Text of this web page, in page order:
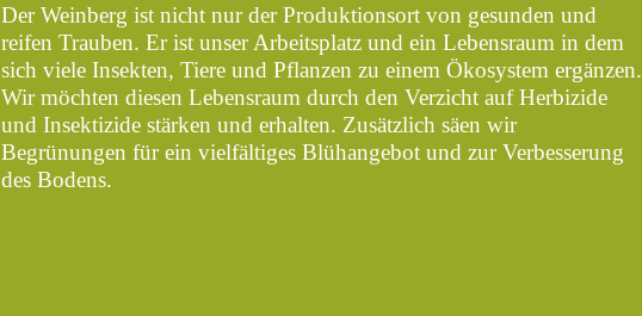
Der Weinberg ist nicht nur der Produktionsort von gesunden und
reifen Trauben. Er ist unser Arbeitsplatz und ein Lebensraum in dem
sich viele Insekten, Tiere und Pflanzen zu einem Ökosystem ergänzen.
Wir möchten diesen Lebensraum durch den Verzicht auf Herbizide
und Insektizide stärken und erhalten. Zusätzlich säen wir
Begrünungen für ein vielfältiges Blühangebot und zur Verbesserung
des Bodens.